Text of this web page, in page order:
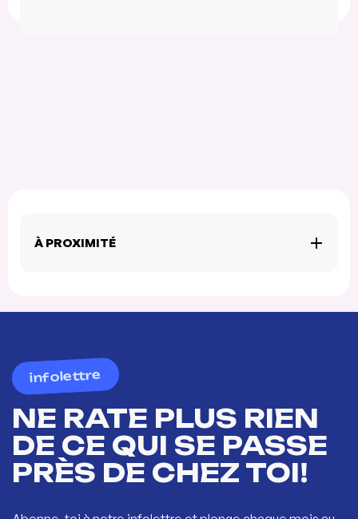
À PROXIMITÉ
infolettre
NE RATE PLUS RIEN
DE CE QUI SE PASSE
PRÈS DE CHEZ TOI!